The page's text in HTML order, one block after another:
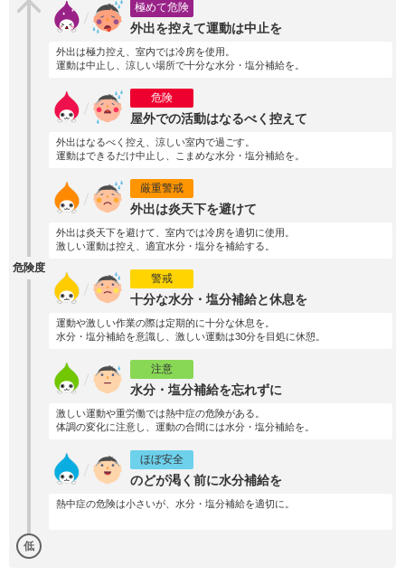
危険度
低
極めて危険
外出を控えて運動は中止を
外出は極力控え、室内では冷房を使用。
運動は中止し、涼しい場所で十分な水分・塩分補給を。
危険
屋外での活動はなるべく控えて
外出はなるべく控え、涼しい室内で過ごす。
運動はできるだけ中止し、こまめな水分・塩分補給を。
厳重警戒
外出は炎天下を避けて
外出は炎天下を避けて、室内では冷房を適切に使用。
激しい運動は控え、適宜水分・塩分を補給する。
警戒
十分な水分・塩分補給と休息を
運動や激しい作業の際は定期的に十分な休息を。
水分・塩分補給を意識し、激しい運動は30分を目処に休憩。
注意
水分・塩分補給を忘れずに
激しい運動や重労働では熱中症の危険がある。
体調の変化に注意し、運動の合間には水分・塩分補給を。
ほぼ安全
のどが渇く前に水分補給を
熱中症の危険は小さいが、水分・塩分補給を適切に。